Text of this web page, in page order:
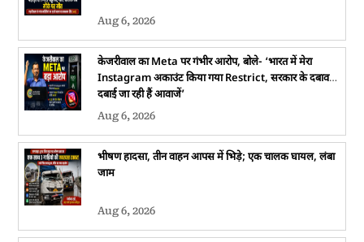
Aug 6, 2026
केजरीवाल का Meta पर गंभीर आरोप, बोले- ‘भारत में मेरा
Instagram अकाउंट किया गया Restrict, सरकार के दबाव में
दबाई जा रही हैं आवाजें’
Aug 6, 2026
भीषण हादसा, तीन वाहन आपस में भिड़े; एक चालक घायल, लंबा
जाम
Aug 6, 2026